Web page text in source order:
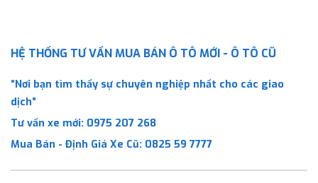
HỆ THỐNG TƯ VẤN MUA BÁN Ô TÔ MỚI - Ô TÔ CŨ
“Nơi bạn tìm thấy sự chuyên nghiệp nhất cho các giao
dịch”
Tư vấn xe mới: 0975 207 268
Mua Bán - Định Giá Xe Cũ: 0825 59 7777